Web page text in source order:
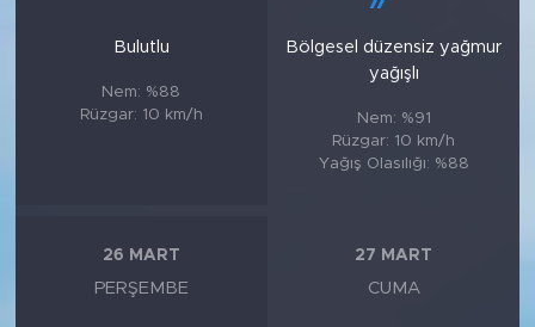
Bulutlu
Nem: %88
Rüzgar: 10 km/h
Bölgesel düzensiz yağmur
yağışlı
Nem: %91
Rüzgar: 10 km/h
Yağış Olasılığı: %88
26 MART
PERŞEMBE
27 MART
CUMA